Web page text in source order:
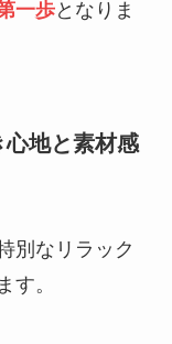
一歩となりま
地と素材感
別なリラック
す。